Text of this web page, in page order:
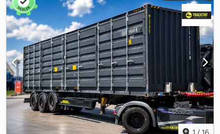
muu, vaihteistotyyppi: mekaaninen, päästöluokka:ei mikään,
jousitus:
, kuormatilan pituus:3 050 mm, lastitilan leveys:
2 000 mm, kuormatilan korkeus:1 700 mm, Varusteet:
hytti,
lisäajovalot, perävaunukytkin,
1 / 16